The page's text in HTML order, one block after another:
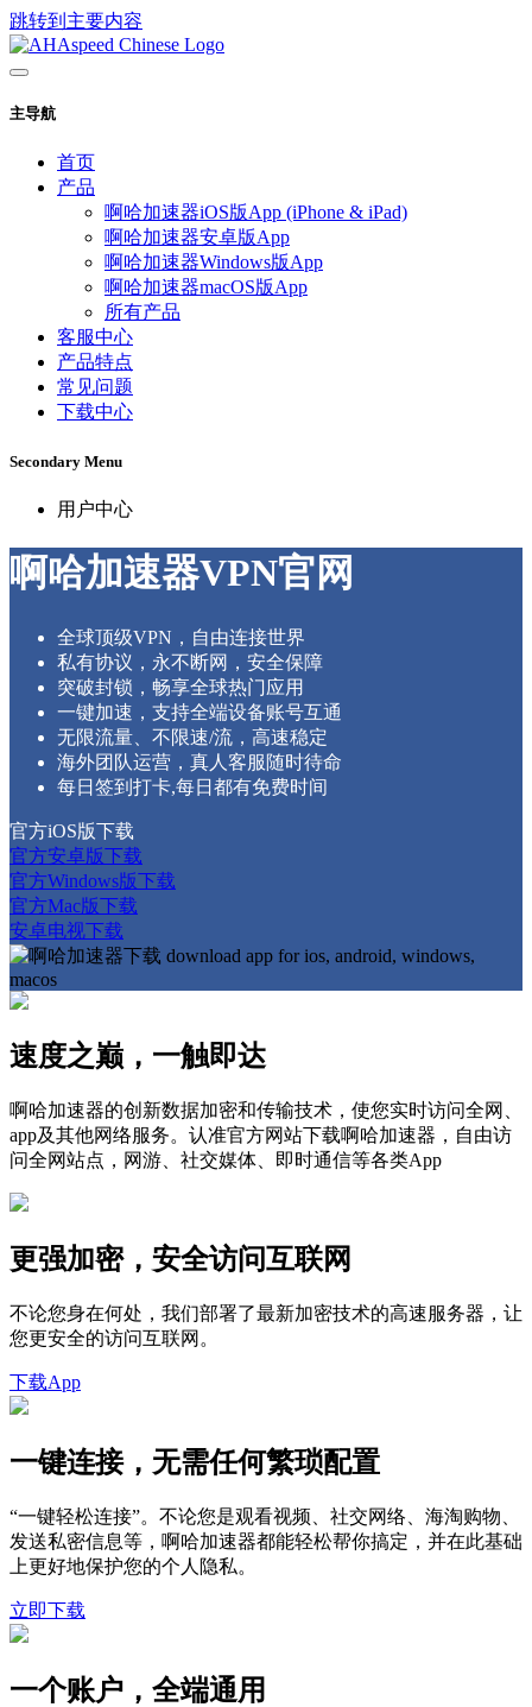
跳转到主要内容
主导航
首页
产品
啊哈加速器iOS版App (iPhone & iPad)
啊哈加速器安卓版App
啊哈加速器Windows版App
啊哈加速器macOS版App
所有产品
客服中心
产品特点
常见问题
下载中心
Secondary Menu
用户中心
啊哈加速器VPN官网
全球顶级VPN，自由连接世界
私有协议，永不断网，安全保障
突破封锁，畅享全球热门应用
一键加速，支持全端设备账号互通
无限流量、不限速/流，高速稳定
海外团队运营，真人客服随时待命
每日签到打卡,每日都有免费时间
官方iOS版下载
官方安卓版下载
官方Windows版下载
官方Mac版下载
安卓电视下载
速度之巅，一触即达
啊哈加速器的创新数据加密和传输技术，使您实时访问全网、
app及其他网络服务。认准官方网站下载啊哈加速器，自由访
问全网站点，网游、社交媒体、即时通信等各类App
更强加密，安全访问互联网
不论您身在何处，我们部署了最新加密技术的高速服务器，让
您更安全的访问互联网。
下载App
一键连接，无需任何繁琐配置
“一键轻松连接”。不论您是观看视频、社交网络、海淘购物、
发送私密信息等，啊哈加速器都能轻松帮你搞定，并在此基础
上更好地保护您的个人隐私。
立即下载
一个账户，全端通用